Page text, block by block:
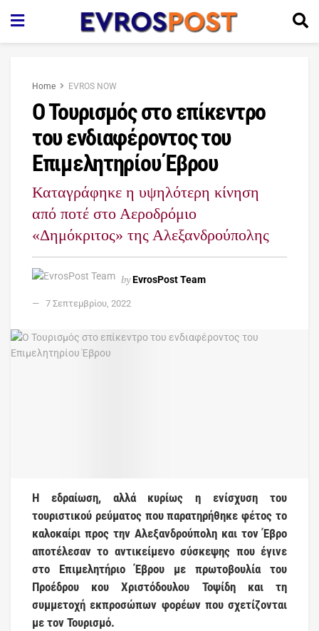
Home EVROS NOW
Ο Τουρισμός στο επίκεντρο
του ενδιαφέροντος του
Επιμελητηρίου Έβρου
Καταγράφηκε η υψηλότερη κίνηση
από ποτέ στο Αεροδρόμιο
«Δημόκριτος» της Αλεξανδρούπολης
byEvrosPost Team
7 Σεπτεμβρίου, 2022
Η εδραίωση, αλλά κυρίως η ενίσχυση του
τουριστικού ρεύματος που παρατηρήθηκε φέτος το
καλοκαίρι προς την Αλεξανδρούπολη και τον Έβρο
αποτέλεσαν το αντικείμενο σύσκεψης που έγινε
στο Επιμελητήριο Έβρου με πρωτοβουλία του
Προέδρου κου Χριστόδουλου Τοψίδη και τη
συμμετοχή εκπροσώπων φορέων που σχετίζονται
με τον Τουρισμό.